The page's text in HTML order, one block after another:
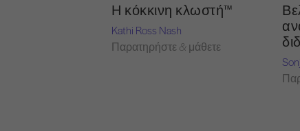
Η κόκκινη κλωστή™
Kathi Ross Nash
Παρατηρήστε & μάθετε